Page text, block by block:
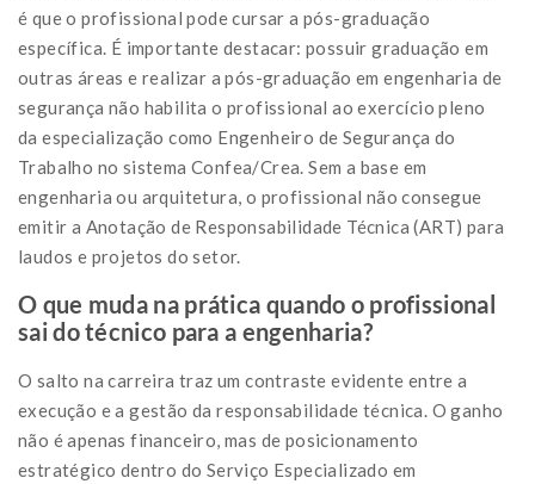
é que o profissional pode cursar a pós-graduação
específica. É importante destacar: possuir graduação em
outras áreas e realizar a pós-graduação em engenharia de
segurança não habilita o profissional ao exercício pleno
da especialização como Engenheiro de Segurança do
Trabalho no sistema Confea/Crea. Sem a base em
engenharia ou arquitetura, o profissional não consegue
emitir a Anotação de Responsabilidade Técnica (ART) para
laudos e projetos do setor.
O que muda na prática quando o profissional
sai do técnico para a engenharia?
O salto na carreira traz um contraste evidente entre a
execução e a gestão da responsabilidade técnica. O ganho
não é apenas financeiro, mas de posicionamento
estratégico dentro do Serviço Especializado em